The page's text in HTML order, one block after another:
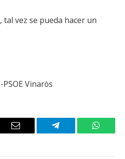
vez se pueda hacer un
Vinaròs
Email Telegram